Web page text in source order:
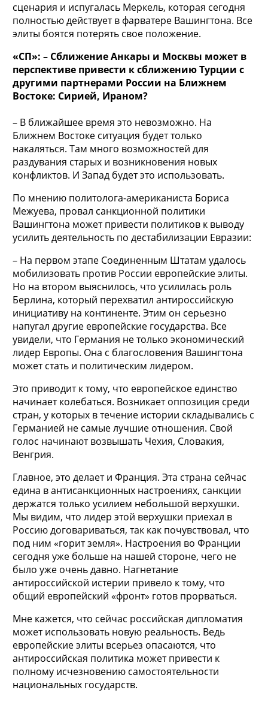
сценария и испугалась Меркель, которая сегодня
полностью действует в фарватере Вашингтона. Все
элиты боятся потерять свое положение.
«СП»: – Сближение Анкары и Москвы может в
перспективе привести к сближению Турции с
другими партнерами России на Ближнем
Востоке: Сирией, Ираном?
– В ближайшее время это невозможно. На
Ближнем Востоке ситуация будет только
накаляться. Там много возможностей для
раздувания старых и возникновения новых
конфликтов. И Запад будет это использовать.
По мнению политолога-американиста Бориса
Межуева, провал санкционной политики
Вашингтона может привести политиков к выводу
усилить деятельность по дестабилизации Евразии:
– На первом этапе Соединенным Штатам удалось
мобилизовать против России европейские элиты.
Но на втором выяснилось, что усилилась роль
Берлина, который перехватил антироссийскую
инициативу на континенте. Этим он серьезно
напугал другие европейские государства. Все
увидели, что Германия не только экономический
лидер Европы. Она с благословения Вашингтона
может стать и политическим лидером.
Это приводит к тому, что европейское единство
начинает колебаться. Возникает оппозиция среди
стран, у которых в течение истории складывались с
Германией не самые лучшие отношения. Свой
голос начинают возвышать Чехия, Словакия,
Венгрия.
Главное, это делает и Франция. Эта страна сейчас
едина в антисанкционных настроениях, санкции
держатся только усилием небольшой верхушки.
Мы видим, что лидер этой верхушки приехал в
Россию договариваться, так как почувствовал, что
под ним «горит земля». Настроения во Франции
сегодня уже больше на нашей стороне, чего не
было уже очень давно. Нагнетание
антироссийской истерии привело к тому, что
общий европейский «фронт» готов прорваться.
Мне кажется, что сейчас российская дипломатия
может использовать новую реальность. Ведь
европейские элиты всерьез опасаются, что
антироссийская политика может привести к
полному исчезновению самостоятельности
национальных государств.